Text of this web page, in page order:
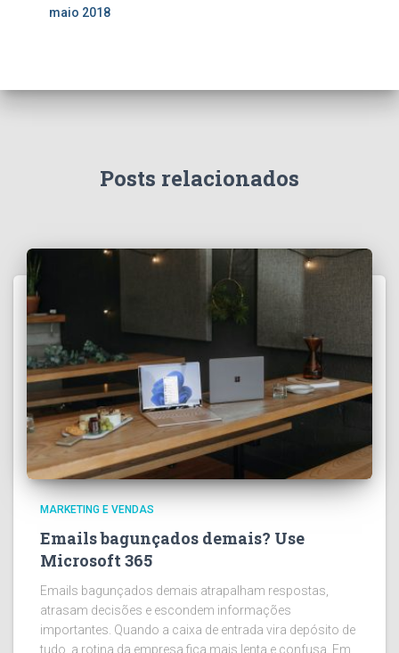
maio 2018
Posts relacionados
MARKETING E VENDAS
Emails bagunçados demais? Use
Microsoft 365
Emails bagunçados demais atrapalham respostas,
atrasam decisões e escondem informações
importantes. Quando a caixa de entrada vira depósito de
tudo, a rotina da empresa fica mais lenta e confusa. Em